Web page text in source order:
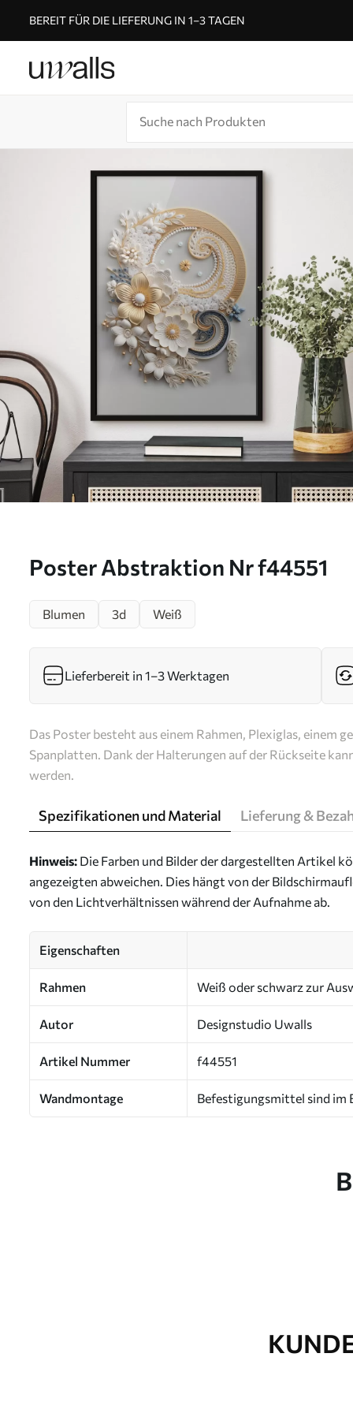
BEREIT FÜR DIE LIEFERUNG IN 1–3 TAGEN
Poster Abstraktion Nr f44551
Blumen 3d Weiß
Lieferbereit in 1–3 Werktagen
Das Poster besteht aus einem Rahmen, Plexiglas, einem
Spanplatten. Dank der Halterungen auf der Rückseite
werden.
Spezifikationen und Material Lieferung &
Hinweis: Die Farben und Bilder der dargestellten Artikel
angezeigten abweichen. Dies hängt von der
von den Lichtverhältnissen während der Aufnahme ab.
Eigenschaften
Rahmen Weiß oder schwarz zur
Autor Designstudio Uwalls
Artikel Nummer f44551
Wandmontage Befestigungsmittel sind im